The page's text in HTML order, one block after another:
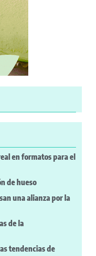
en formatos para el
de hueso
una alianza por la
de la
tendencias de